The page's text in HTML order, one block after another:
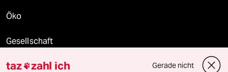
Öko
Gesellschaft
Kultur
taz zahl ich Gerade nicht